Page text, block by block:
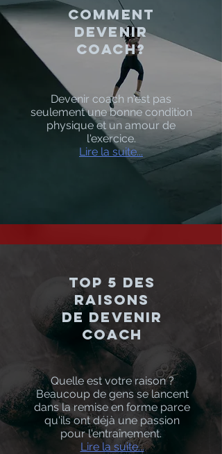
comment
devenir
coach?
Devenir coach n'est pas
seulement une bonne condition
physique et un amour de
l'exercice.
Lire la suite...
Top 5 des
raisons
de devenir
Coach
Quelle est votre raison ?
Beaucoup de gens se lancent
dans la remise en forme parce
qu'ils ont déjà une passion
pour l'entraînement.
Lire la suite...